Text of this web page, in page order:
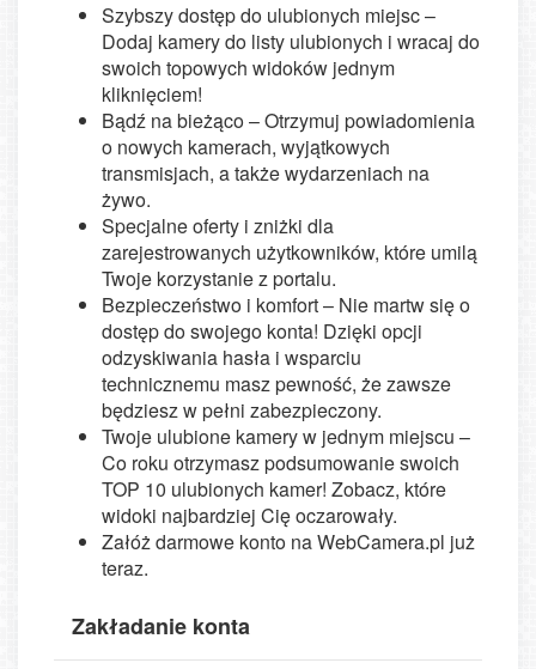
Szybszy dostęp do ulubionych miejsc –
Dodaj kamery do listy ulubionych i wracaj do
swoich topowych widoków jednym
kliknięciem!
Bądź na bieżąco – Otrzymuj powiadomienia
o nowych kamerach, wyjątkowych
transmisjach, a także wydarzeniach na
żywo.
Specjalne oferty i zniżki dla
zarejestrowanych użytkowników, które umilą
Twoje korzystanie z portalu.
Bezpieczeństwo i komfort – Nie martw się o
dostęp do swojego konta! Dzięki opcji
odzyskiwania hasła i wsparciu
technicznemu masz pewność, że zawsze
będziesz w pełni zabezpieczony.
Twoje ulubione kamery w jednym miejscu –
Co roku otrzymasz podsumowanie swoich
TOP 10 ulubionych kamer! Zobacz, które
widoki najbardziej Cię oczarowały.
Załóż darmowe konto na WebCamera.pl już
teraz.
Zakładanie konta